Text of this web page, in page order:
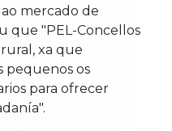
mercado de
que "PEL-Concellos
xa que
pequenos os
para ofrecer